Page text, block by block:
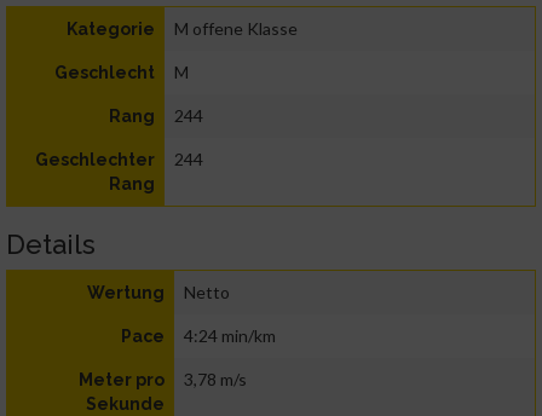
Kategorie M offene Klasse
Geschlecht M
Rang 244
Geschlechter
Rang
244
Details
Wertung Netto
Pace 4:24 min/km
Meter pro
Sekunde
3,78 m/s